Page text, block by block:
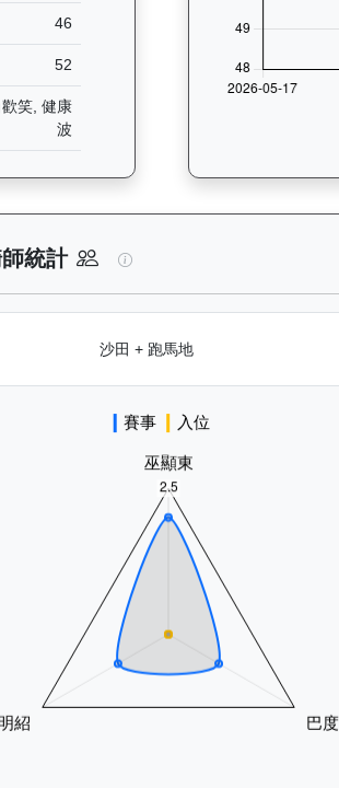
46
52
笑, 健康
波
查看香港賽駒在不同途程距
統計 閃電奇駿（L362）—